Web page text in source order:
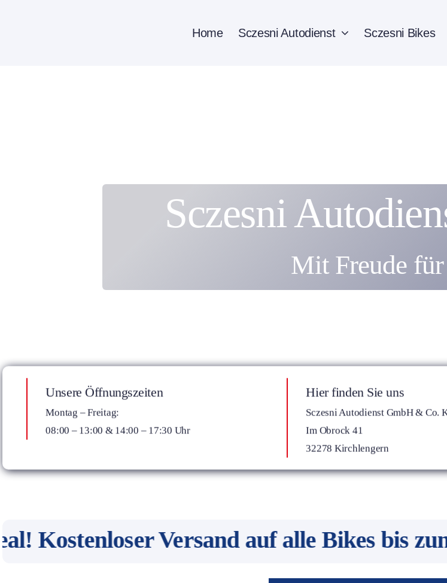
Home Sczesni Autodienst Sczesni Bikes
Sczesni
Mit Freude für
Unsere Öffnungszeiten
Montag – Freitag:
08:00 – 13:00 & 14:00 – 17:30 Uhr
Hier finden Sie uns
Sczesni Autodienst GmbH & Co.
Im Obrock 41
32278 Kirchlengern
Kostenloser Versand auf alle Bikes bis zum